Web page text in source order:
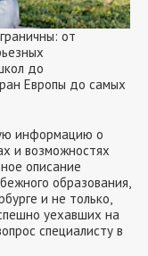
от
до
Европы до самых
информацию о
и возможностях
описание
образования,
и не только,
уехавших на
специалисту в